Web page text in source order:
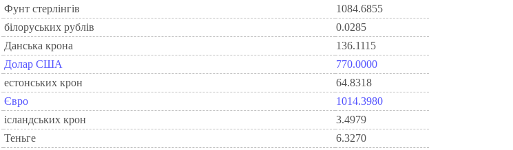
Фунт стерлінгів
1084.6855
білоруських рублів
0.0285
Данська крона
136.1115
Долар США
770.0000
естонських крон
64.8318
Євро
1014.3980
ісландських крон
3.4979
Теньге
6.3270